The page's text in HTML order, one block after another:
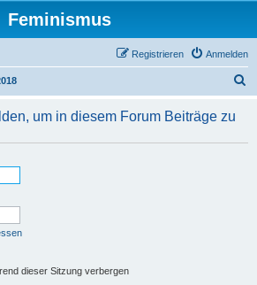
Feminismus
Anmelden
Registrieren
h
um in diesem Forum Beiträge zu
dieser Sitzung verbergen